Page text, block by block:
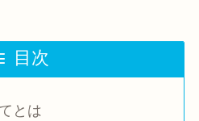
目次
とは